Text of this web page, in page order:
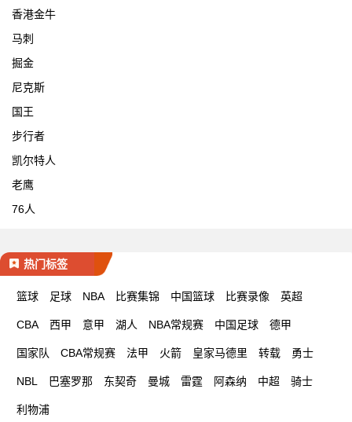
香港金牛
马刺
掘金
尼克斯
国王
步行者
凯尔特人
老鹰
76人
热门标签
篮球 足球 NBA 比赛集锦 中国篮球 比赛录像 英超
CBA 西甲 意甲 湖人 NBA常规赛 中国足球 德甲
国家队 CBA常规赛 法甲 火箭 皇家马德里 转载 勇士
NBL 巴塞罗那 东契奇 曼城 雷霆 阿森纳 中超 骑士
利物浦